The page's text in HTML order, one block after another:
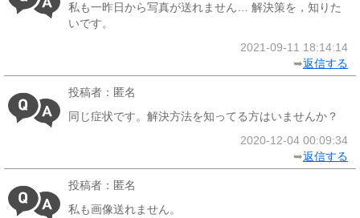
私も一昨日から写真が送れません… 解決策を，知りた
いです。
2021-09-11 18:14:14
➥返信する
投稿者：匿名
同じ症状です。解決方法を知ってる方はいませんか？
2020-12-04 00:09:34
➥返信する
投稿者：匿名
私も画像送れません。